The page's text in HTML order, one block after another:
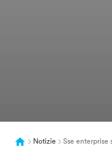
Notizie Sse enterprise